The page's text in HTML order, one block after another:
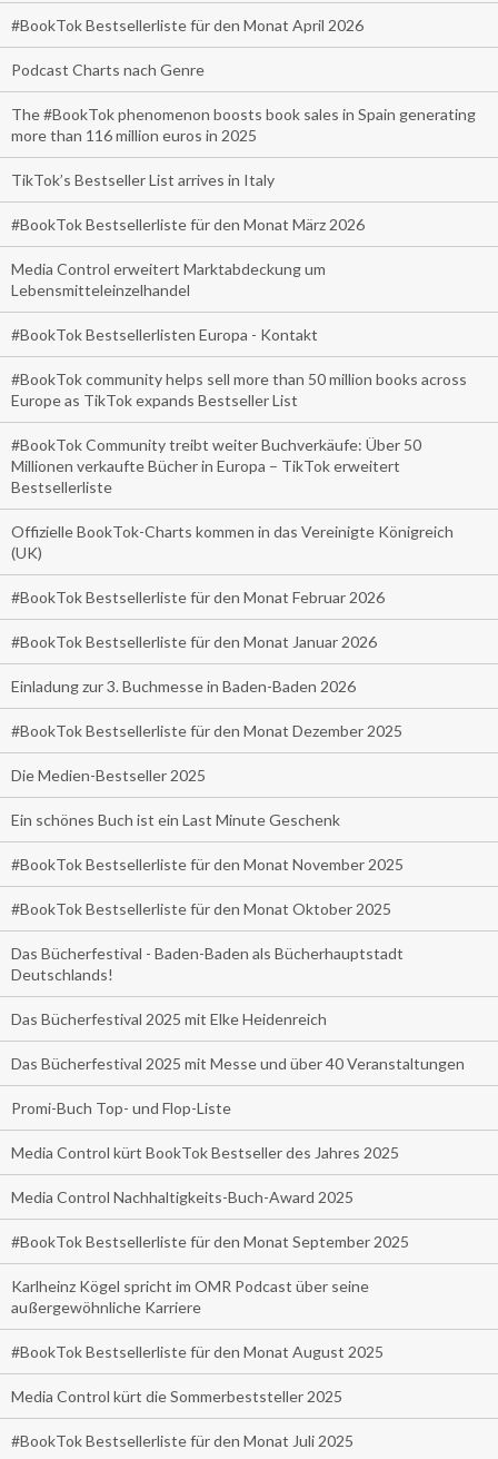
#BookTok Bestsellerliste für den Monat April 2026
Podcast Charts nach Genre
The #BookTok phenomenon boosts book sales in Spain generating
more than 116 million euros in 2025
TikTok’s Bestseller List arrives in Italy
#BookTok Bestsellerliste für den Monat März 2026
Media Control erweitert Marktabdeckung um
Lebensmitteleinzelhandel
#BookTok Bestsellerlisten Europa - Kontakt
#BookTok community helps sell more than 50 million books across
Europe as TikTok expands Bestseller List
#BookTok Community treibt weiter Buchverkäufe: Über 50
Millionen verkaufte Bücher in Europa – TikTok erweitert
Bestsellerliste
Offizielle BookTok-Charts kommen in das Vereinigte Königreich
(UK)
#BookTok Bestsellerliste für den Monat Februar 2026
#BookTok Bestsellerliste für den Monat Januar 2026
Einladung zur 3. Buchmesse in Baden-Baden 2026
#BookTok Bestsellerliste für den Monat Dezember 2025
Die Medien-Bestseller 2025
Ein schönes Buch ist ein Last Minute Geschenk
#BookTok Bestsellerliste für den Monat November 2025
#BookTok Bestsellerliste für den Monat Oktober 2025
Das Bücherfestival - Baden-Baden als Bücherhauptstadt
Deutschlands!
Das Bücherfestival 2025 mit Elke Heidenreich
Das Bücherfestival 2025 mit Messe und über 40 Veranstaltungen
Promi-Buch Top- und Flop-Liste
Media Control kürt BookTok Bestseller des Jahres 2025
Media Control Nachhaltigkeits-Buch-Award 2025
#BookTok Bestsellerliste für den Monat September 2025
Karlheinz Kögel spricht im OMR Podcast über seine
außergewöhnliche Karriere
#BookTok Bestsellerliste für den Monat August 2025
Media Control kürt die Sommerbeststeller 2025
#BookTok Bestsellerliste für den Monat Juli 2025